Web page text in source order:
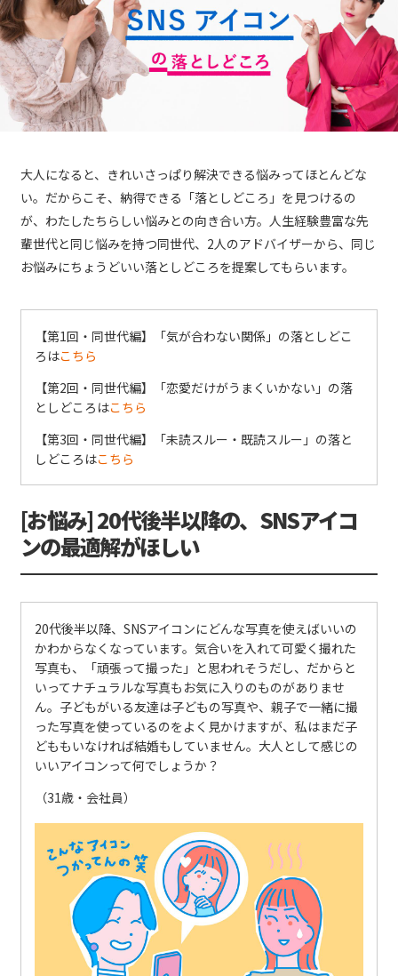
大人になると、きれいさっぱり解決できる悩みってほとんどな
い。だからこそ、納得できる「落としどころ」を見つけるの
が、わたしたちらしい悩みとの向き合い方。人生経験豊富な先
輩世代と同じ悩みを持つ同世代、2人のアドバイザーから、同じ
お悩みにちょうどいい落としどころを提案してもらいます。
【第1回・同世代編】「気が合わない関係」の落としどこ
ろはこちら
【第2回・同世代編】「恋愛だけがうまくいかない」の落
としどころはこちら
【第3回・同世代編】「未読スルー・既読スルー」の落と
しどころはこちら
[お悩み] 20代後半以降の、SNSアイコ
ンの最適解がほしい
20代後半以降、SNSアイコンにどんな写真を使えばいいの
かわからなくなっています。気合いを入れて可愛く撮れた
写真も、「頑張って撮った」と思われそうだし、だからと
いってナチュラルな写真もお気に入りのものがありませ
ん。子どもがいる友達は子どもの写真や、親子で一緒に撮
った写真を使っているのをよく見かけますが、私はまだ子
どももいなければ結婚もしていません。大人として感じの
いいアイコンって何でしょうか？
（31歳・会社員）